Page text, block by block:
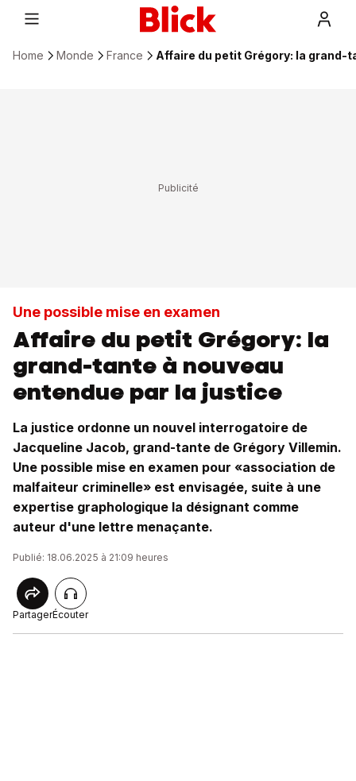
Home Monde France Affaire du petit Grégory: la grand-
Une possible mise en examen
Affaire du petit Grégory: la
grand-tante à nouveau
entendue par la justice
La justice ordonne un nouvel interrogatoire de
Jacqueline Jacob, grand-tante de Grégory Villemin.
Une possible mise en examen pour «association de
malfaiteur criminelle» est envisagée, suite à une
expertise graphologique la désignant comme
auteur d'une lettre menaçante.
Publié: 18.06.2025 à 21:09 heures
PartagerÉcouter